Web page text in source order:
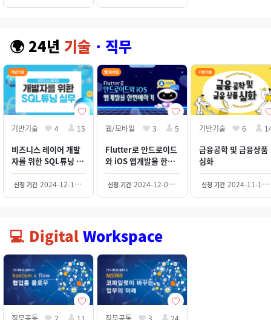
🌍 24년 기술 ・직무
기반기술 4 15
비즈니스 레이어 개발
자를 위한 SQL튜닝 실
무
신청 기간 2024-12-19~2026-12-31
웹/모바일 3 5
Flutter로 안드로이드
와 iOS 앱개발을 한번
에 하기
신청 기간 2024-12-04~2026-12-31
기반기술 6
금융공학 및 금융상품
심화
신청 기간 2024-11-18~2026-12-31
💻 Digital Workspace
직무공통 2 11 직무공통 3 24